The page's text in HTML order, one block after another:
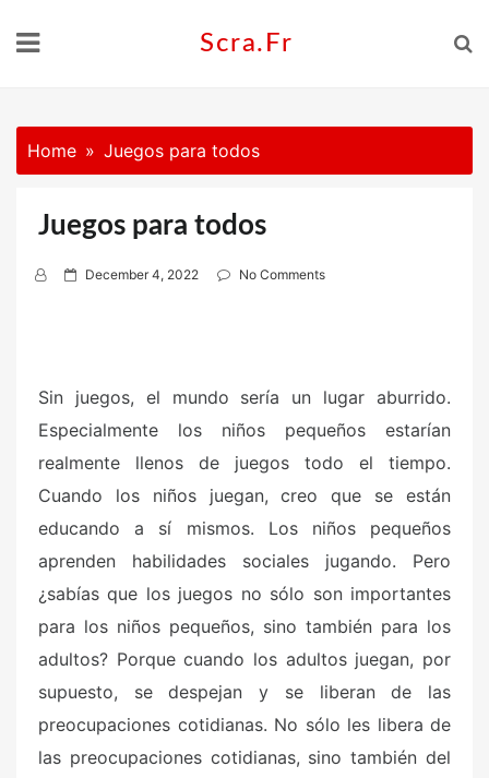
Scra.fr
Home Juegos para todos
Juegos para todos
P
d
o
n
December 4, 2022 No Comments
Sin juegos, el mundo sería un lugar aburrido.
Especialmente los niños pequeños estarían
realmente llenos de juegos todo el tiempo.
Cuando los niños juegan, creo que se están
educando a sí mismos. Los niños pequeños
aprenden habilidades sociales jugando. Pero
¿sabías que los juegos no sólo son importantes
para los niños pequeños, sino también para los
adultos? Porque cuando los adultos juegan, por
supuesto, se despejan y se liberan de las
preocupaciones cotidianas. No sólo les libera de
las preocupaciones cotidianas, sino también del